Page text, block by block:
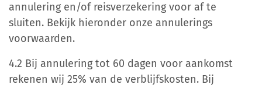
annulering en/of reisverzekering voor af te
sluiten. Bekijk hieronder onze annulerings
voorwaarden.
4.2 Bij annulering tot 60 dagen voor aankomst
rekenen wij 25% van de verblijfskosten. Bij